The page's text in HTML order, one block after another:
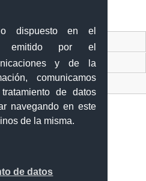
dispuesto en el
emitido por el
y de la
comunicamos
de datos
navegando en este
de la misma.
de datos
Ciudadano
de Comercio Exterior
de Información (SNI)
06 230-0646